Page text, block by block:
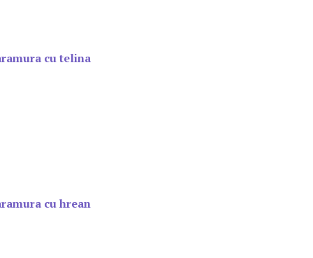
cu telina
cu hrean